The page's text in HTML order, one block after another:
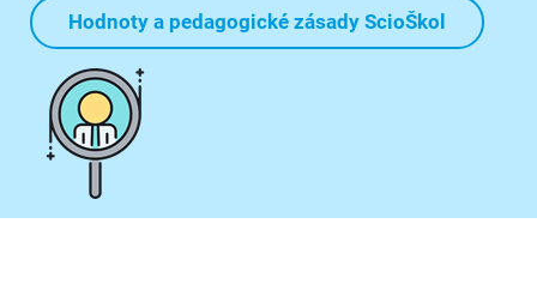
Hodnoty a pedagogické zásady ScioŠkol